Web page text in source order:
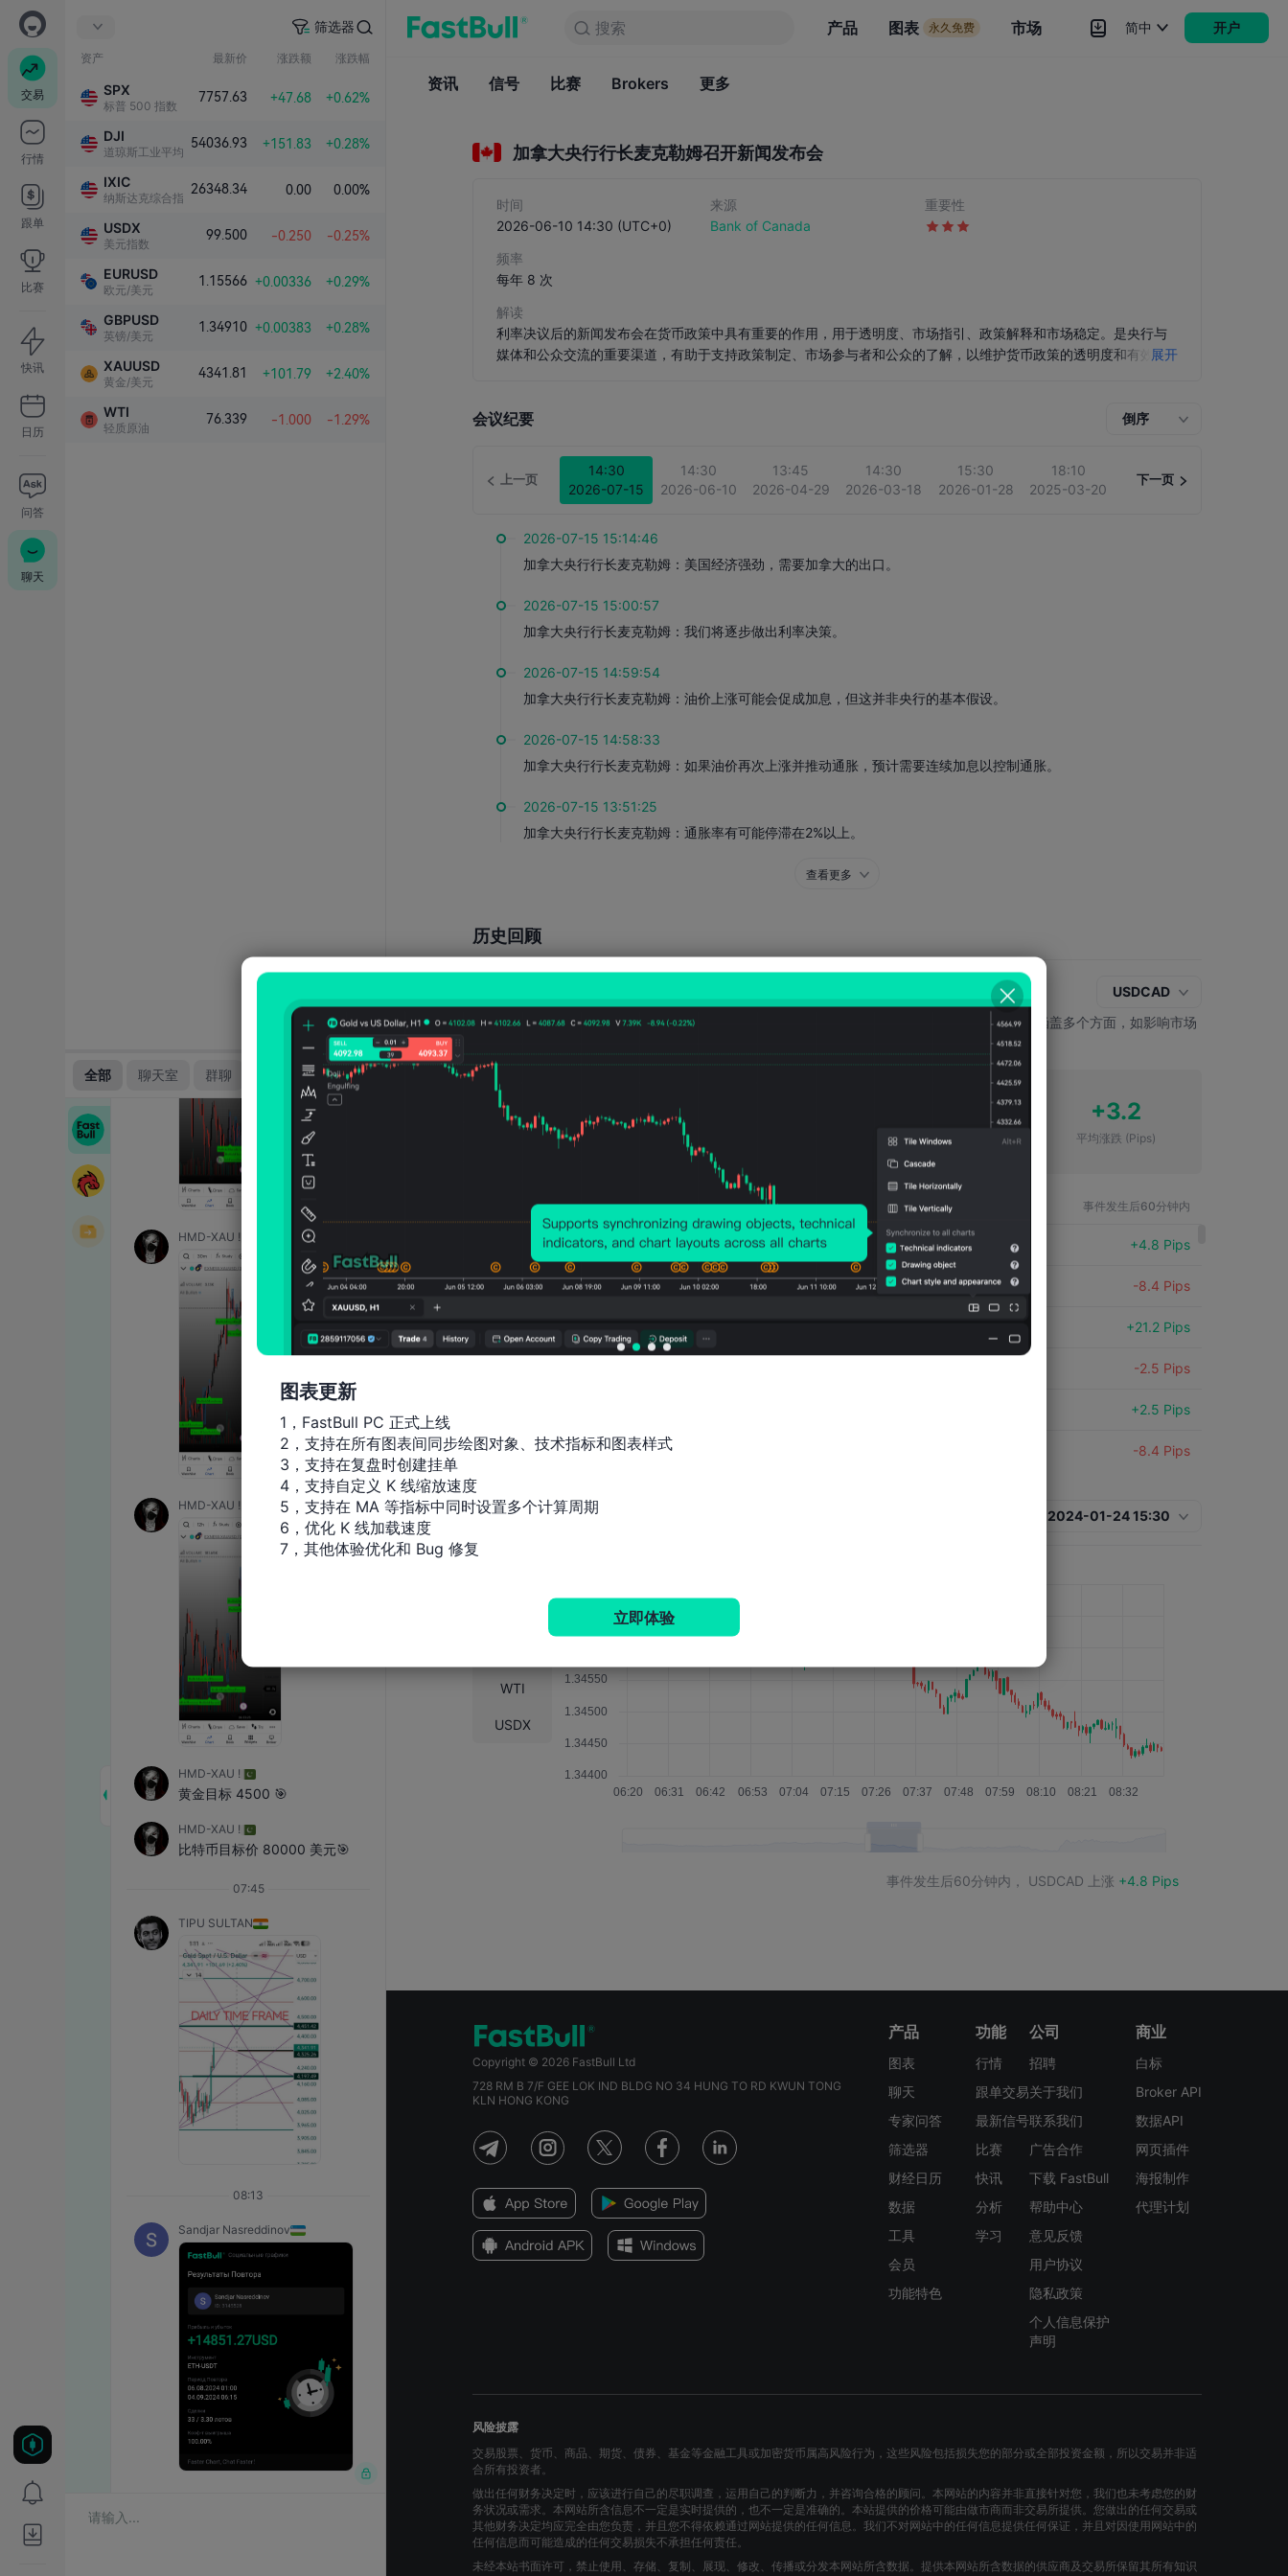
交易
行情
跟单
比赛
快讯
日历
问答
聊天
筛选器
资产 最新价 涨跌额 涨跌幅
SPX
标普 500 指数
7757.63 +47.68 +0.62%
DJI
道琼斯工业平均指数
54036.93 +151.83 +0.28%
IXIC
纳斯达克综合指数
26348.34 0.00 0.00%
USDX
美元指数
99.500 -0.250 -0.25%
EURUSD
欧元/美元
1.15566 +0.00336 +0.29%
GBPUSD
英镑/美元
1.34910 +0.00383 +0.28%
XAUUSD
黄金/美元
4341.81 +101.79 +2.40%
WTI
轻质原油
76.339 -1.000 -1.29%
搜索 产品 图表 永久免费 市场
资讯 信号
简中 开户
搜索
资讯 信号 比赛 Brokers 更多
加拿大央行行长麦克勒姆召开新闻发布会
时间
2026-06-10 14:30 (UTC+0)
来源
Bank of Canada
重要性
频率
每年 8 次
解读
利率决议后的新闻发布会在货币政策中具有重要的作用，用于透明度、市场指引、政策解释和市场稳定。是央行与
媒体和公众交流的重要渠道，有助于支持政策制定、市场参与者和公众的了解，以维护货币政策的透明度和有效
收起
展开
会议纪要 倒序
上一页
14:30
2026-07-15
14:30
2026-06-10
13:45
2026-04-29
14:30
2026-03-18
15:30
2026-01-28
18:10
2025-03-20
下一页
2026-07-15 15:14:46
加拿大央行行长麦克勒姆：美国经济强劲，需要加拿大的出口。
2026-07-15 15:00:57
加拿大央行行长麦克勒姆：我们将逐步做出利率决策。
2026-07-15 14:59:54
加拿大央行行长麦克勒姆：油价上涨可能会促成加息，但这并非央行的基本假设。
2026-07-15 14:58:33
加拿大央行行长麦克勒姆：如果油价再次上涨并推动通胀，预计需要连续加息以控制通胀。
2026-07-15 13:51:25
加拿大央行行长麦克勒姆：通胀率有可能停滞在2%以上。
查看更多
历史回顾
USDCAD
新闻发布会通常是央行行长对政策路径的解释和指引，以及对经济、通胀前景的看法。影响通常涵盖多个方面，如影响市场
发生次数 下跌次数
+3.2
平均涨跌 (Pips)
品种 事件发生后60分钟内
2024-01-24 15:30 USDCAD +4.8 Pips
2023-10-25 15:00 USDCAD -8.4 Pips
2023-07-12 15:00 +21.2 Pips
-2.5 Pips
+2.5 Pips
2022-10-26 15:00 -8.4 Pips
2022-07-13 15:00
2021-04-21 15:00 USDCAD
2021-01-20 16:00 +19.3 Pips
2020-10-28 15:00
2019-07-10 15:15 USDCAD -13.3 Pips
2019-04-24 15:15 USDCAD -7.6 Pips
2019-01-09 16:15
2018-10-24 15:15 USDCAD -54.7 Pips
2018-07-11 15:15
2018-04-18 15:15 USDCAD
USDCAD
2017-04-12 15:15 USDCAD +33.9 Pips
2016-10-19 15:15
2016-07-13 15:15 USDCAD -9.6 Pips
2016-04-13 15:15 USDCAD +25.2 Pips
影响力分析 M1 2024-01-24 15:30
WTI
USDX
事件发生后60分钟内， USDCAD 上涨 +4.8 Pips
Copyright © 2026 FastBull Ltd
728 RM B 7/F GEE LOK IND BLDG NO 34 HUNG TO RD KWUN TONG
KLN HONG KONG
产品
图表
聊天
专家问答
筛选器
财经日历
数据
工具
会员
功能特色
功能
行情
跟单交易
最新信号
比赛
快讯
分析
学习
公司
招聘
关于我们
联系我们
广告合作
下载 FastBull
帮助中心
意见反馈
用户协议
隐私政策
个人信息保护
声明
商业
白标
Broker API
数据API
网页插件
海报制作
代理计划
风险披露
交易股票、货币、商品、期货、债券、基金等金融工具或加密货币属高风险行为，这些风险包括损失您的部分或全部投资金额，所以交易并非适
合所有投资者。
做出任何财务决定时，应该进行自己的尽职调查，运用自己的判断力，并咨询合格的顾问。本网站的内容并非直接针对您，我们也未考虑您的财
务状况或需求。本网站所含信息不一定是实时提供的，也不一定是准确的。本站提供的价格可能由做市商而非交易所提供。您做出的任何交易或
其他财务决定均应完全由您负责，并且您不得依赖通过网站提供的任何信息。我们不对网站中的任何信息提供任何保证，并且对因使用网站中的
任何信息而可能造成的任何交易损失不承担任何责任。
未经本站书面许可，禁止使用、存储、复制、展现、修改、传播或分发本网站所含数据。提供本网站所含数据的供应商及交易所保留其所有知识
图表更新
1，FastBull PC 正式上线
2，支持在所有图表间同步绘图对象、技术指标和图表样式
3，支持在复盘时创建挂单
4，支持自定义 K 线缩放速度
5，支持在 MA 等指标中同时设置多个计算周期
6，优化 K 线加载速度
7，其他体验优化和 Bug 修复
立即体验